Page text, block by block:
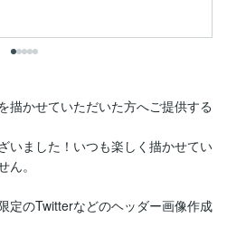
描かせていただいた方へご提供する
いました！いつも楽しく描かせてい
。
定のTwitterなどのヘッダー画像作成